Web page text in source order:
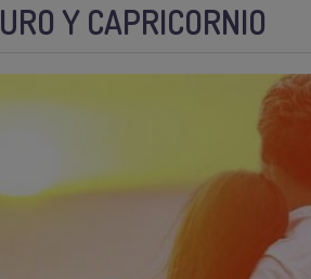
Y CAPRICORNIO